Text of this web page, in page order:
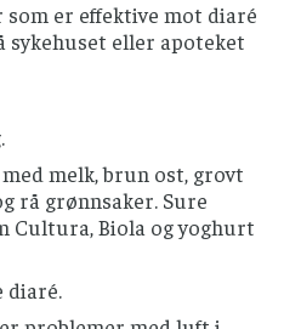
som er effektive mot diaré
sykehuset eller apoteket
melk, brun ost, grovt
rå grønnsaker. Sure
Cultura, Biola og yoghurt
diaré.